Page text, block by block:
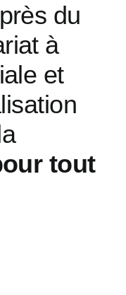
du
à
et
tout